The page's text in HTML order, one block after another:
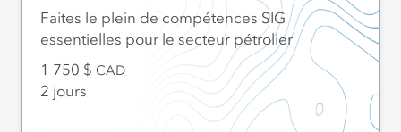
Faites le plein de compétences SIG
essentielles pour le secteur pétrolier
1 750
CAD
2 jours